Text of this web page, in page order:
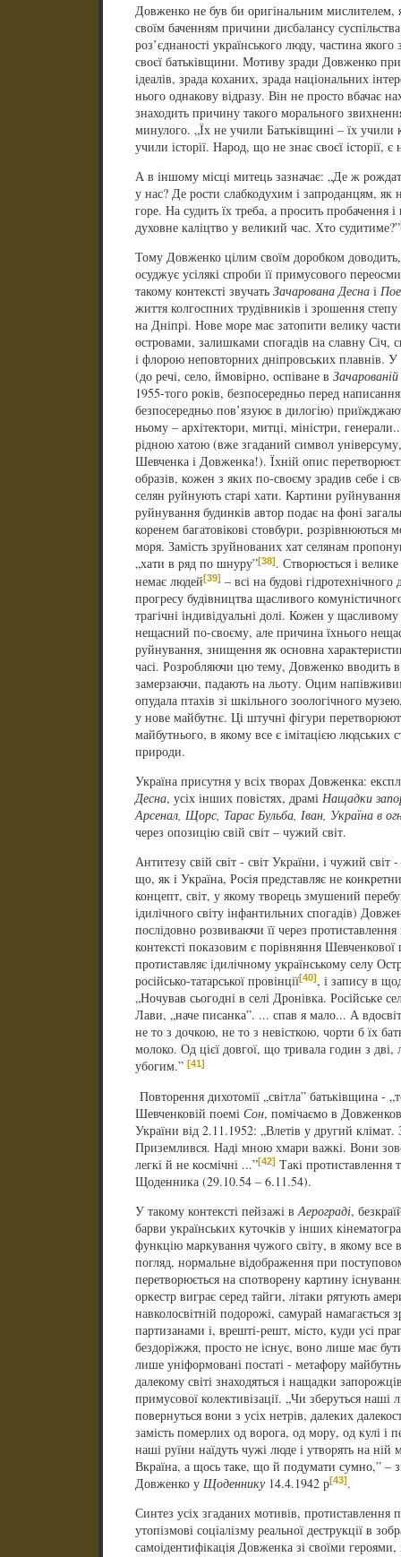
Довженко не був би оригінальним
своїм баченням причини дисбалансу
роз’єднаності українського люду, частина
своєї батьківщини. Мотиву зради Довженко
ідеалів, зрада коханих, зрада національних
нього однакову відразу. Він не просто вбачає
знаходить причину такого морального
минулого. „Їх не учили Батьківщині – їх учили
учили історії. Народ, що не знає своєї історії, є
А в іншому місці митець зазначає: „Де ж
у нас? Де рости слабкодухим і запроданцям, як
горе. На судить їх треба, а просить пробачення
духовне каліцтво у великий час. Хто судитиме?”
Тому Довженко цілим своїм доробком
осуджує усілякі спроби її примусового
такому контексті звучать Зачарована Деснаі
життя колгоспних трудівників і зрошення
на Дніпрі. Нове море має затопити велику
островами, залишками спогадів на славну
і флорою неповторних дніпровських плавнів.
(до речі, село, ймовірно, оспіване в
1955-того років, безпосередньо перед
безпосередньо пов’язуює в дилогію)
ньому – архітектори, митці, міністри,
рідною хатою (вже згаданий символ
Шевченка і Довженка!). Їхній опис
образів, кожен з яких по-своєму зрадив себе і
селян руйнують старі хати. Картини
руйнування будинків автор подає на фоні
коренем багатовікові стовбури, розрівнюються
моря. Замість зруйнованих хат селянам
„хати в ряд по шнуру”[38]. Створюється і
немає людей[39] – всі на будові
прогресу будівництва щасливого
трагічні індивідуальні долі. Кожен у щасливому
нещасний по-своєму, але причина їхнього
руйнування, знищення як основна
часі. Розробляючи цю тему, Довженко вводить
замерзаючи, падають на льоту. Оцим
опудала птахів зі шкільного зоологічного
у нове майбутнє. Ці штучні фігури
майбутнього, в якому все є імітацією людських
природи.
Україна присутня у всіх творах Довженка:
Десна, усіх інших повістях, драмі Нащадки
Арсенал, Щорс, Тарас Бульба, Іван, Україна в
через опозицію свій світ – чужий світ.
Антитезу свій світ - світ України, і чужий світ
що, як і Україна, Росія представляє не
концепт, світ, у якому творець змушений
ідилічного світу інфантильних спогадів)
послідовно розвиваючи її через
контексті показовим є порівняння Шевченкової
протиставляє ідилічному українському селу
російсько-татарської провінції[40], і запису в
„Ночував сьогодні в селі Дронівка. Російське
Лави, „наче писанка”. ... спав я мало... А
не то з дочкою, не то з невісткою, чорти б їх
молоко. Од цієї довгої, що тривала годин з
убогим.” [41]
Повторення дихотомії „світла” батьківщина -
Шевченковій поемі Сон, помічаємо в
України від 2.11.1952: „Влетів у другий
Приземлився. Наді мною хмари важкі. Вони
легкі й не космічні ...”[42] Такі протиставлення
Щоденника (29.10.54 – 6.11.54).
У такому контексті пейзажі вАерограді,
барви українських куточків у інших
функцію маркування чужого світу, в якому все
погляд, нормальне відображення при
перетворюється на спотворену картину
оркестр виграє серед тайги, літаки рятують
навколосвітній подорожі, самурай намагається
партизанами і, врешті-решт, місто, куди усі
бездоріжжя, просто не існує, воно лише має
лише уніформовані постаті - метафору
далекому світі знаходяться і нащадки
примусової колективізації. „Чи зберуться
повернуться вони з усіх нетрів, далеких
замість померлих од ворога, од мору, од кулі і
наші руїни наїдуть чужі люде і утворять на ній
Вкраїна, а щось таке, що й подумати сумно,” –
Довженко у Щоденнику14.4.1942 р[43].
Синтез усіх згаданих мотивів,
утопізмові соціалізму реальної деструкції в
самоідентифікація Довженка зі своїми